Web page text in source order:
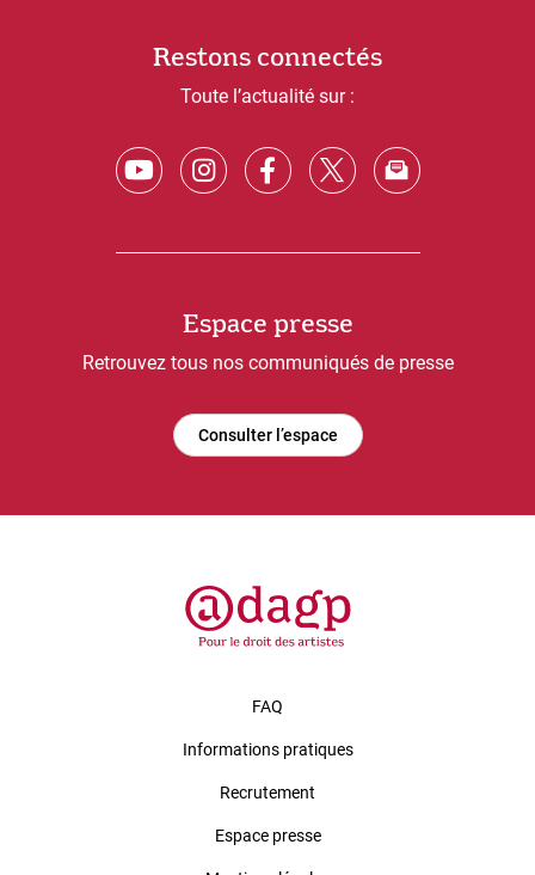
Restons connectés
Toute l’actualité sur :
Espace presse
Retrouvez tous nos communiqués de presse
Consulter l’espace
FAQ
Informations pratiques
Recrutement
Espace presse